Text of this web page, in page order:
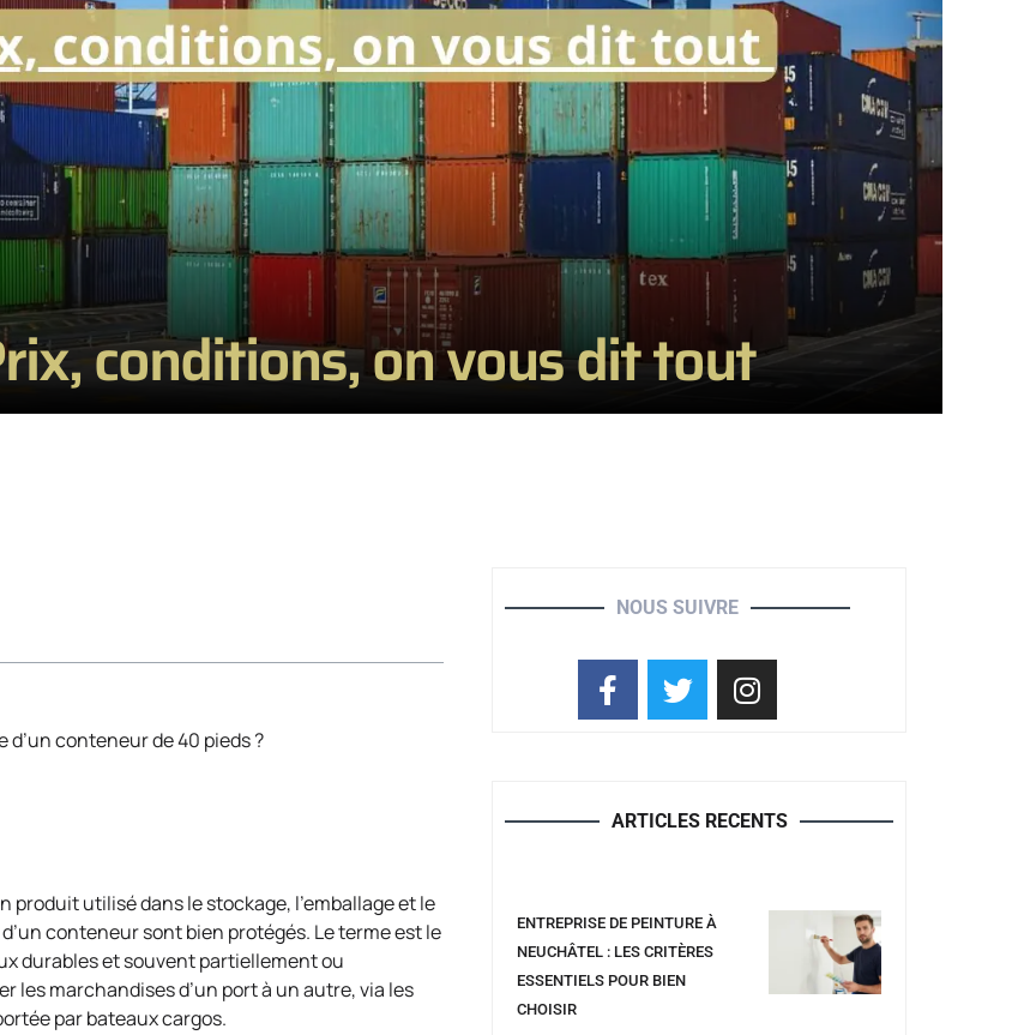
conditions, on vous dit tout
conteneur de 40 pieds ?
utilisé dans le stockage, l’emballage et le
conteneur sont bien protégés. Le terme est le
durables et souvent partiellement ou
les marchandises d’un port à un autre, via les
par bateaux cargos.
NOUS SUIVRE
ARTICLES RECENTS
ENTREPRISE DE PEINTURE À
NEUCHÂTEL : LES CRITÈRES
ESSENTIELS POUR BIEN
CHOISIR